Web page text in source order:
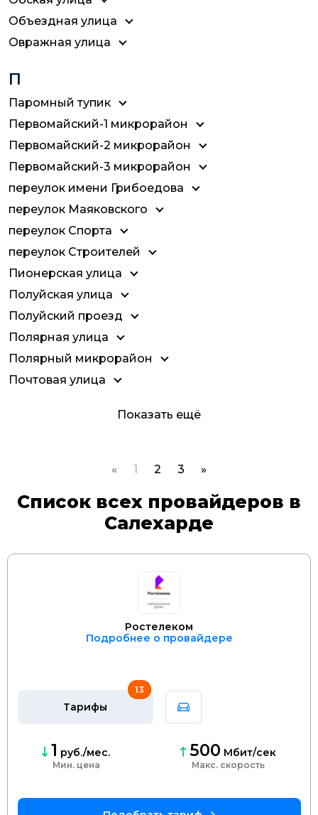
Объездная улица
Овражная улица
П
Паромный тупик
Первомайский-1 микрорайон
Первомайский-2 микрорайон
Первомайский-3 микрорайон
переулок имени Грибоедова
переулок Маяковского
переулок Спорта
переулок Строителей
Пионерская улица
Полуйская улица
Полуйский проезд
Полярная улица
Полярный микрорайон
Почтовая улица
Показать ещё
« 1 2 3 »
Список всех провайдеров в
Салехарде
Ростелеком
Подробнее о провайдере
Тарифы
13
1 руб./мес.
Мин. цена
500 Мбит/сек
скорость